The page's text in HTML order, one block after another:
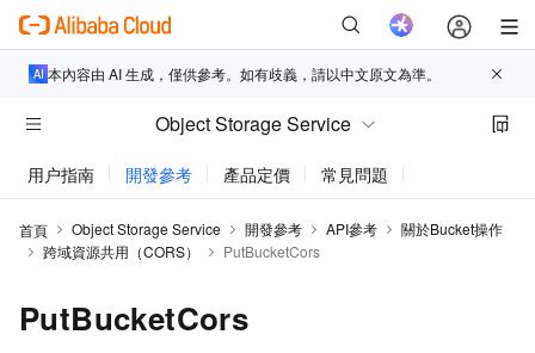
本內容由 AI 生成，僅供參考。如有歧義，請以中文原文為準。
Object Storage Service
用户指南 開發參考 產品定價 常見問題
首頁 Object Storage Service 開發參考 API參考
關於Bucket操作
跨域資源共用（CORS）
PutBucketCors
PutBucketCors